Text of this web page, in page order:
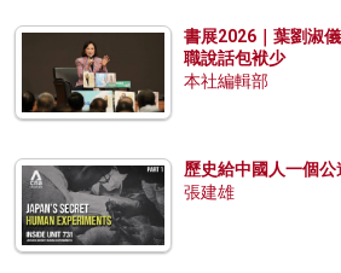
書展2026｜葉劉淑
職說話包袱少
本社編輯部
歷史給中國人一個公
張建雄